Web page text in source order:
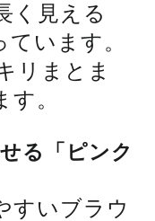
く見える
ています。
リまとま
。
る「ピンク
すいブラウ